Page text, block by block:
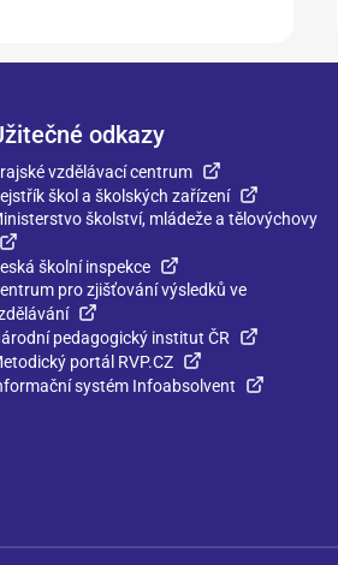
odkazy
vzdělávací centrum
škol a školských zařízení
školství, mládeže a tělovýchovy
školní inspekce
pro zjišťování výsledků ve
pedagogický institut ČR
portál RVP.CZ
systém Infoabsolvent